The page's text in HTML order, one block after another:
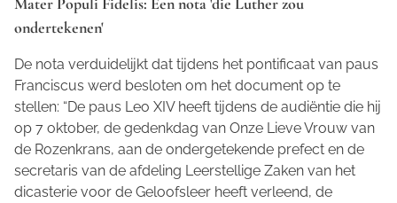
ondertekenen'
De nota verduidelijkt dat tijdens het pontificaat van paus
Franciscus werd besloten om het document op te
stellen: “De paus Leo XIV heeft tijdens de audiëntie die hij
op 7 oktober, de gedenkdag van Onze Lieve Vrouw van
de Rozenkrans, aan de ondergetekende prefect en de
secretaris van de afdeling Leerstellige Zaken van het
dicasterie voor de Geloofsleer heeft verleend, de